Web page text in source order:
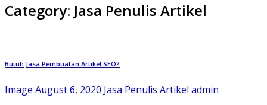
Category: Jasa Penulis Artikel
Butuh Jasa Pembuatan Artikel SEO?
Image August 6, 2020 Jasa Penulis Artikel admin